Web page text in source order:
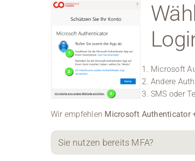
Microsoft
Andere
SMS oder
Wir empfehlen Microsoft Authenticator
Sie nutzen bereits MFA?